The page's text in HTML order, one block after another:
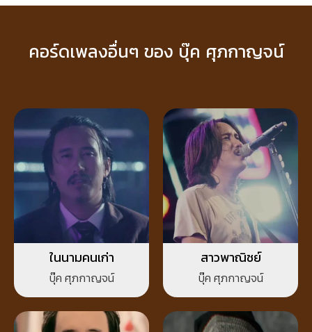
คอร์ดเพลงอื่นๆ ของ บุ๊ค ศุภกาญจน์
ในนามคนเก่า
บุ๊ค ศุภกาญจน์
สาวพาณิชย์
บุ๊ค ศุภกาญจน์